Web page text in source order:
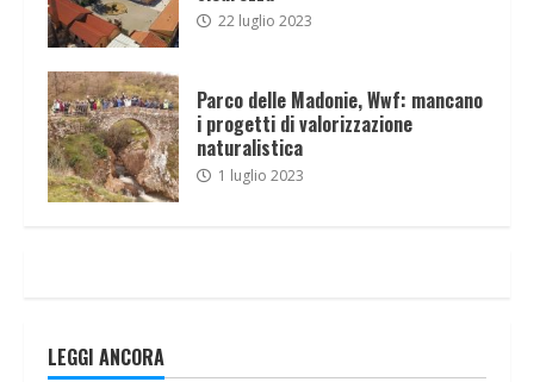
22 luglio 2023
Parco delle Madonie, Wwf: mancano
i progetti di valorizzazione
naturalistica
1 luglio 2023
LEGGI ANCORA